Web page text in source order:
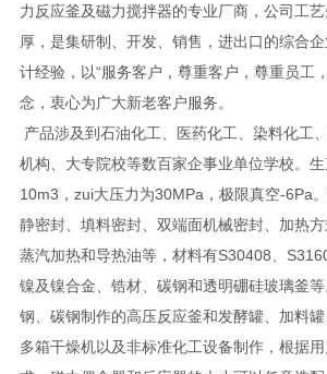
力反应釜及磁力搅拌器的专业厂商，公司工
厚，是集研制、开发、销售，进出口的综合
计经验，以“服务客户，尊重客户，尊重员工
念，衷心为广大新老客户服务。
产品涉及到石油化工、医药化工、染料化工
机构、大专院校等数百家企事业单位学校。
10m3，zui大压力为30MPa，极限真空-6Pa
静密封、填料密封、双端面机械密封、加热
蒸汽加热和导热油等，材料有S30408、
镍及镍合金、锆材、碳钢和透明硼硅玻璃釜
钢、碳钢制作的高压反应釜和发酵罐、加料
多箱干燥机以及非标准化工设备制作，根据